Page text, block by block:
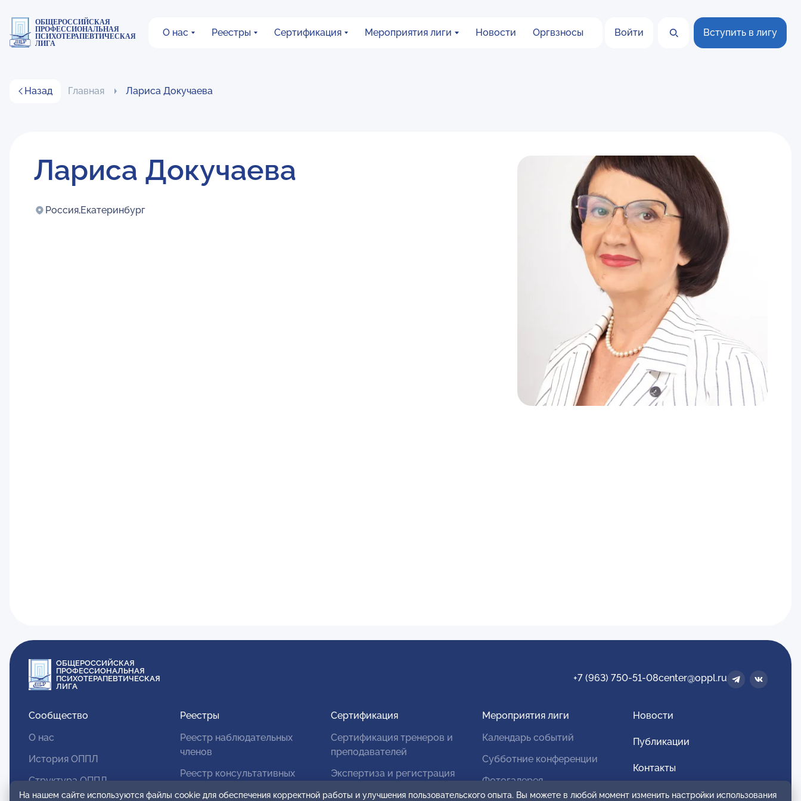
ОБЩЕРОССИЙСКАЯ
ПРОФЕССИОНАЛЬНАЯ
ПСИХОТЕРАПЕВТИЧЕСКАЯ
ЛИГА
О нас Реестры Сертификация Мероприятия лиги Новости Оргвзносы Войти Вступить в лигу
Назад Главная Лариса Докучаева
Лариса Докучаева
Россия,Екатеринбург
ОБЩЕРОССИЙСКАЯ
ПРОФЕССИОНАЛЬНАЯ
ПСИХОТЕРАПЕВТИЧЕСКАЯ
ЛИГА
+7 (963) 750-51-08center@oppl.ru
Сообщество
О нас
История ОППЛ
Структура ОППЛ
Реестры
Реестр наблюдательных
членов
Реестр консультативных
Сертификация
Сертификация тренеров и
преподавателей
Экспертиза и регистрация
Мероприятия лиги
Календарь событий
Субботние конференции
Фотогалерея
Новости
Публикации
Контакты
Для спонсоров и партнеров
На нашем сайте используются файлы cookie для обеспечения корректной работы и улучшения пользовательского опыта. Вы можете в любой момент изменить настройки использования